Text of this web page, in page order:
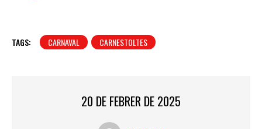
TAGS: CARNAVAL CARNESTOLTES
20 DE FEBRER DE 2025